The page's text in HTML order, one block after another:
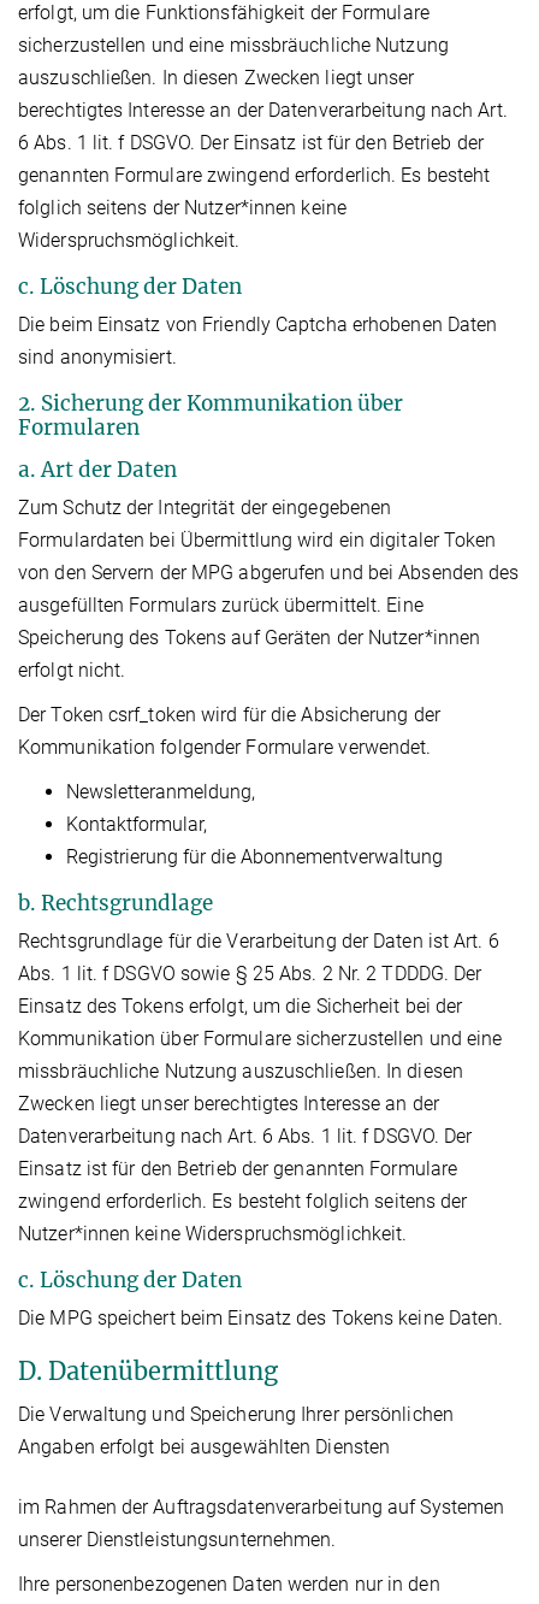
erfolgt, um die Funktionsfähigkeit der Formulare
sicherzustellen und eine missbräuchliche Nutzung
auszuschließen. In diesen Zwecken liegt unser
berechtigtes Interesse an der Datenverarbeitung nach Art.
6 Abs. 1 lit. f DSGVO. Der Einsatz ist für den Betrieb der
genannten Formulare zwingend erforderlich. Es besteht
folglich seitens der Nutzer*innen keine
Widerspruchsmöglichkeit.
c. Löschung der Daten
Die beim Einsatz von Friendly Captcha erhobenen Daten
sind anonymisiert.
2. Sicherung der Kommunikation über
Formularen
a. Art der Daten
Zum Schutz der Integrität der eingegebenen
Formulardaten bei Übermittlung wird ein digitaler Token
von den Servern der MPG abgerufen und bei Absenden des
ausgefüllten Formulars zurück übermittelt. Eine
Speicherung des Tokens auf Geräten der Nutzer*innen
erfolgt nicht.
Der Token csrf_token wird für die Absicherung der
Kommunikation folgender Formulare verwendet.
Newsletteranmeldung,
Kontaktformular,
Registrierung für die Abonnementverwaltung
b. Rechtsgrundlage
Rechtsgrundlage für die Verarbeitung der Daten ist Art. 6
Abs. 1 lit. f DSGVO sowie § 25 Abs. 2 Nr. 2 TDDDG. Der
Einsatz des Tokens erfolgt, um die Sicherheit bei der
Kommunikation über Formulare sicherzustellen und eine
missbräuchliche Nutzung auszuschließen. In diesen
Zwecken liegt unser berechtigtes Interesse an der
Datenverarbeitung nach Art. 6 Abs. 1 lit. f DSGVO. Der
Einsatz ist für den Betrieb der genannten Formulare
zwingend erforderlich. Es besteht folglich seitens der
Nutzer*innen keine Widerspruchsmöglichkeit.
c. Löschung der Daten
Die MPG speichert beim Einsatz des Tokens keine Daten.
D. Datenübermittlung
Die Verwaltung und Speicherung Ihrer persönlichen
Angaben erfolgt bei ausgewählten Diensten
im Rahmen der Auftragsdatenverarbeitung auf Systemen
unserer Dienstleistungsunternehmen.
Ihre personenbezogenen Daten werden nur in den